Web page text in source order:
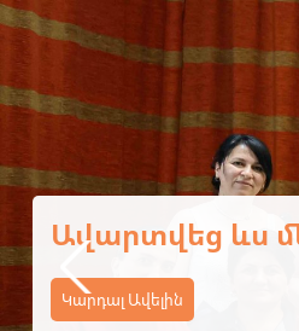
Ավարտվեց
դասընթացի
Կարդալ Ավելին